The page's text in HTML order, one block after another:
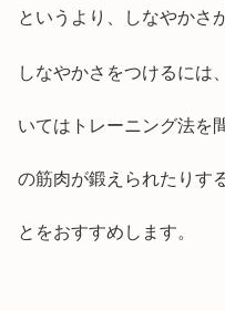
というより、しなやかさ
しなやかさをつけるには
いてはトレーニング法を
の筋肉が鍛えられたりす
とをおすすめします。